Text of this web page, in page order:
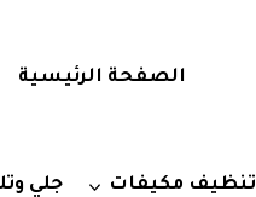
الصفحة الرئيسية
تنظيف مكيفات جلي